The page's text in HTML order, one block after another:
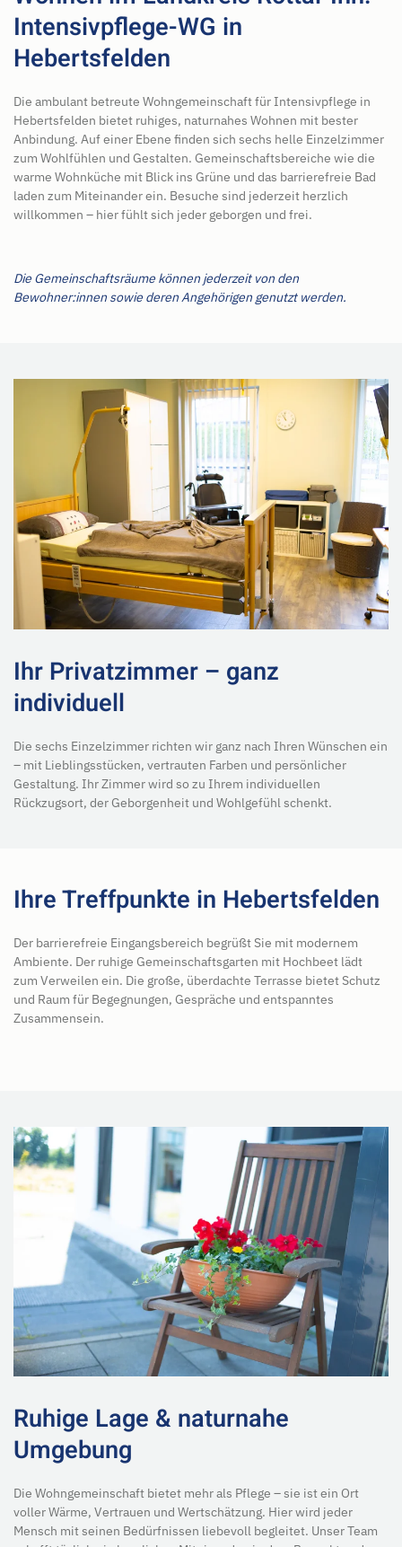
Intensivpflege-WG in
Hebertsfelden
Die ambulant betreute Wohngemeinschaft für Intensivpflege in
Hebertsfelden bietet ruhiges, naturnahes Wohnen mit bester
Anbindung. Auf einer Ebene finden sich sechs helle Einzelzimmer
zum Wohlfühlen und Gestalten. Gemeinschaftsbereiche wie die
warme Wohnküche mit Blick ins Grüne und das barrierefreie Bad
laden zum Miteinander ein. Besuche sind jederzeit herzlich
willkommen – hier fühlt sich jeder geborgen und frei.
Die Gemeinschaftsräume können jederzeit von den
Bewohner:innen sowie deren Angehörigen genutzt werden.
Ihr Privatzimmer – ganz
individuell
Die sechs Einzelzimmer richten wir ganz nach Ihren Wünschen ein
– mit Lieblingsstücken, vertrauten Farben und persönlicher
Gestaltung. Ihr Zimmer wird so zu Ihrem individuellen
Rückzugsort, der Geborgenheit und Wohlgefühl schenkt.
Ihre Treffpunkte in Hebertsfelden
Der barrierefreie Eingangsbereich begrüßt Sie mit modernem
Ambiente. Der ruhige Gemeinschaftsgarten mit Hochbeet lädt
zum Verweilen ein. Die große, überdachte Terrasse bietet Schutz
und Raum für Begegnungen, Gespräche und entspanntes
Zusammensein.
Ruhige Lage & naturnahe
Umgebung
Die Wohngemeinschaft bietet mehr als Pflege – sie ist ein Ort
voller Wärme, Vertrauen und Wertschätzung. Hier wird jeder
Mensch mit seinen Bedürfnissen liebevoll begleitet. Unser Team